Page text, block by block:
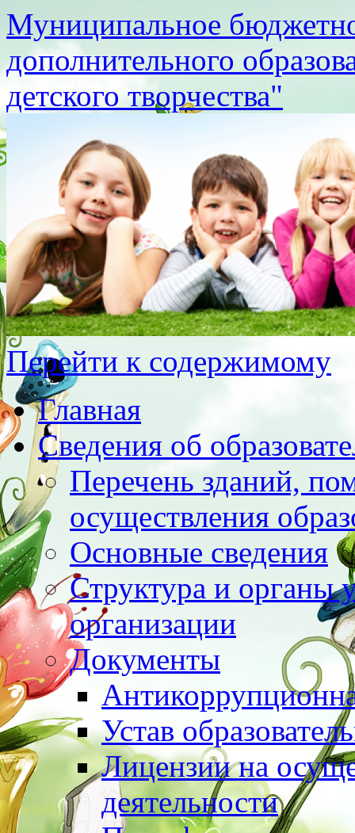
Муниципальное
дополнительного
детского творчества"
Перейти к содержимому
Главная
Сведения об
Перечень зданий,
осуществления
Основные сведения
Структура и органы
организации
Документы
Устав
Лицензии на
деятельности